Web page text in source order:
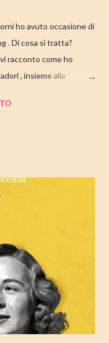
ho avuto occasione di
. Di cosa si tratta?
racconto come ho
, insieme alla
quindi di " I nostri
EBOOK 10.99 Link
fronte a casa. Sua
cinesi, li ha abbandonati
misteriose, dopo